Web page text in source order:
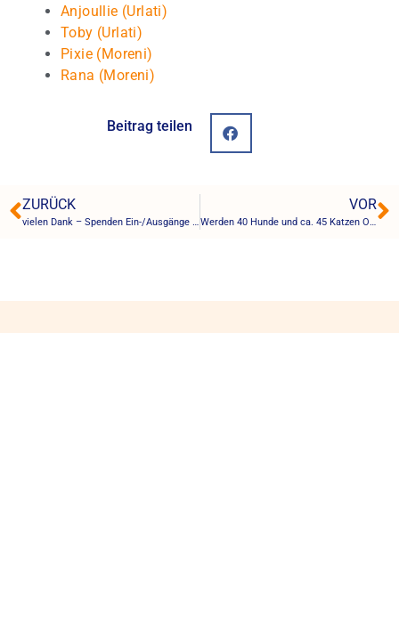
Anjoullie (Urlati)
Toby (Urlati)
Pixie (Moreni)
Rana (Moreni)
Beitrag teilen
ZURÜCK VOR